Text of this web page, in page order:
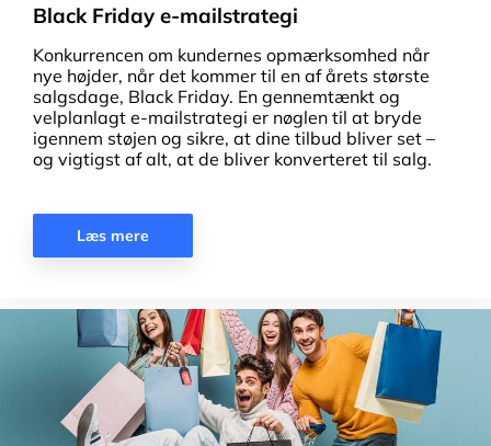
Black Friday e-mailstrategi
Konkurrencen om kundernes opmærksomhed når
nye højder, når det kommer til en af årets største
salgsdage, Black Friday. En gennemtænkt og
velplanlagt e-mailstrategi er nøglen til at bryde
igennem støjen og sikre, at dine tilbud bliver set –
og vigtigst af alt, at de bliver konverteret til salg.
Læs mere